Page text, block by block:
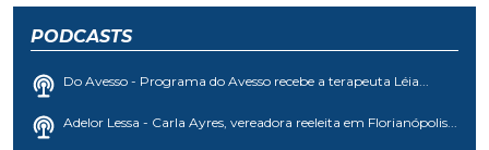
PODCASTS
Do Avesso - Programa do Avesso recebe a terapeuta Léia...
Adelor Lessa - Carla Ayres, vereadora reeleita em Florianópolis...